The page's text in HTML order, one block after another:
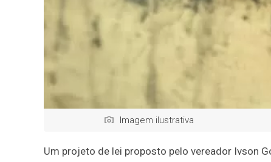
Imagem ilustrativa
Um projeto de lei proposto pelo vereador Ivson